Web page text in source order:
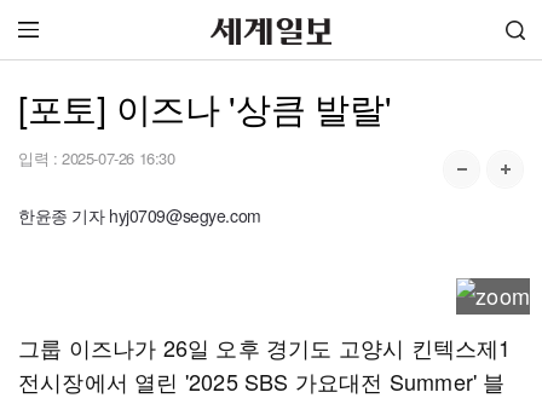
[포토] 이즈나 '상큼 발랄'
입력 : 2025-07-26 16:30
한윤종 기자 hyj0709@segye.com
그룹 이즈나가 26일 오후 경기도 고양시 킨텍스제1
전시장에서 열린 '2025 SBS 가요대전 Summer' 블